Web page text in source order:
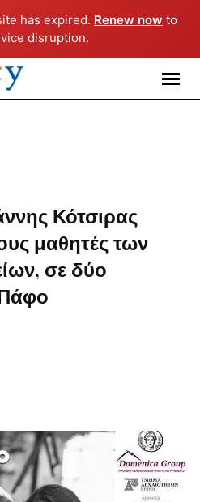
has expired. Renew now to
disruption.
Κότσιρας
μαθητές των
σε δύο